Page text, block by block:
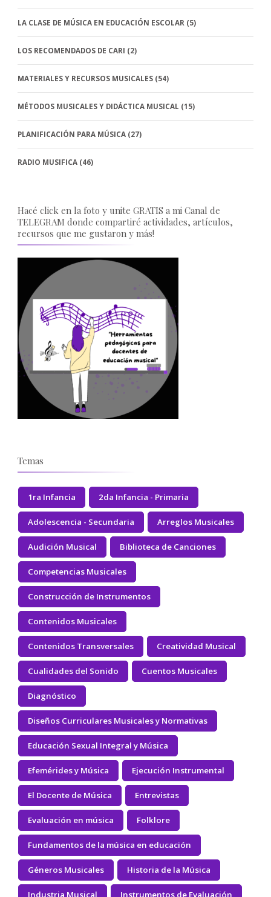
LA CLASE DE MÚSICA EN EDUCACIÓN ESCOLAR (5)
LOS RECOMENDADOS DE CARI (2)
MATERIALES Y RECURSOS MUSICALES (54)
MÉTODOS MUSICALES Y DIDÁCTICA MUSICAL (15)
PLANIFICACIÓN PARA MÚSICA (27)
RADIO MUSIFICA (46)
Hacé click en la foto y unite GRATIS a mi Canal de
TELEGRAM donde compartiré actividades, artículos,
recursos que me gustaron y más!
Temas
1ra Infancia 2da Infancia - Primaria
Adolescencia - Secundaria Arreglos Musicales
Audición Musical Biblioteca de Canciones
Competencias Musicales
Construcción de Instrumentos
Contenidos Musicales
Contenidos Transversales Creatividad Musical
Cualidades del Sonido Cuentos Musicales
Diagnóstico
Diseños Curriculares Musicales y Normativas
Educación Sexual Integral y Música
Efemérides y Música Ejecución Instrumental
El Docente de Música Entrevistas
Evaluación en música Folklore
Fundamentos de la música en educación
Géneros Musicales Historia de la Música
Industria Musical Instrumentos de Evaluación